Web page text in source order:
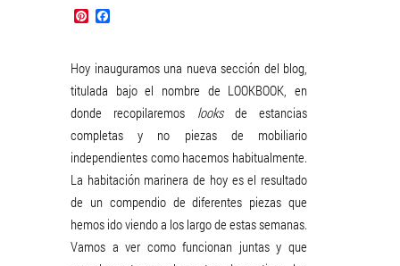
Pinterest
Hoy inauguramos una nueva sección del blog,
titulada bajo el nombre de LOOKBOOK, en
donde recopilaremos looksde estancias
completas y no piezas de mobiliario
independientes como hacemos habitualmente.
La habitación marinera de hoy es el resultado
de un compendio de diferentes piezas que
hemos ido viendo a los largo de estas semanas.
Vamos a ver como funcionan juntas y que